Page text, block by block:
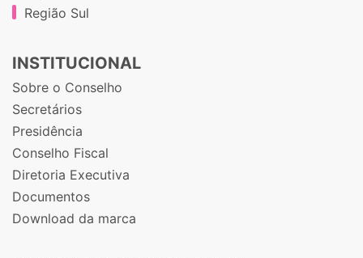
Região Sul
INSTITUCIONAL
Sobre o Conselho
Secretários
Presidência
Conselho Fiscal
Diretoria Executiva
Documentos
Download da marca